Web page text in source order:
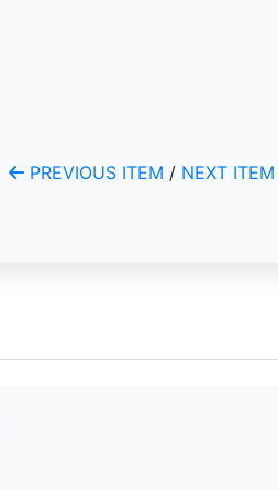
PREVIOUS ITEM / NEXT ITEM